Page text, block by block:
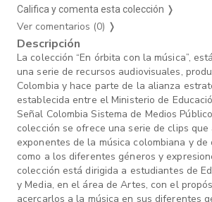
Califica y comenta esta colección ❭
Ver comentarios (0) ❭
Descripción
La colección “En órbita con la música”,
una serie de recursos audiovisuales,
Colombia y hace parte de la alianza
establecida entre el Ministerio de
Señal Colombia Sistema de Medios
colección se ofrece una serie de clips que
exponentes de la música colombiana y de
como a los diferentes géneros y
colección está dirigida a estudiantes de
y Media, en el área de Artes, con el
acercarlos a la música en sus diferentes